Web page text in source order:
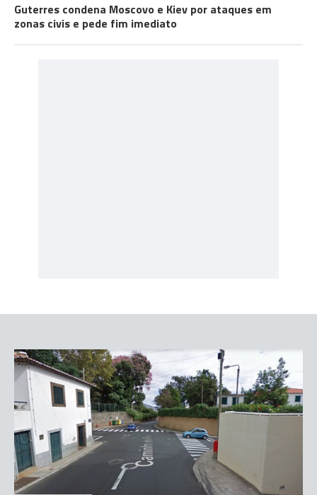
Guterres condena Moscovo e Kiev por ataques em
zonas civis e pede fim imediato